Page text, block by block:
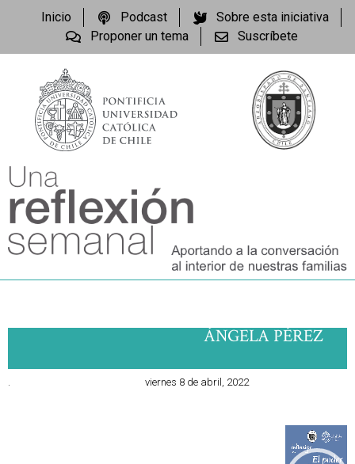
Inicio Podcast
Sobre esta iniciativa
Proponer un tema
Suscríbete
ÁNGELA PÉREZ
. viernes 8 de abril, 2022
de